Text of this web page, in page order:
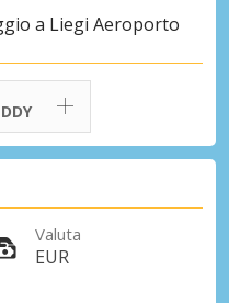
a Liegi Aeroporto
Valuta
EUR